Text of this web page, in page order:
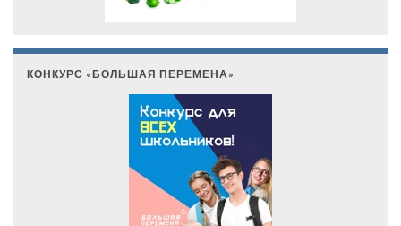
КОНКУРС «БОЛЬШАЯ ПЕРЕМЕНА»